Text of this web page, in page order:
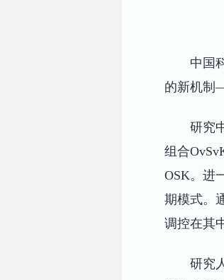
中国
的新机制
研究
组合
OSK。进
期模式。
调控在其
研究